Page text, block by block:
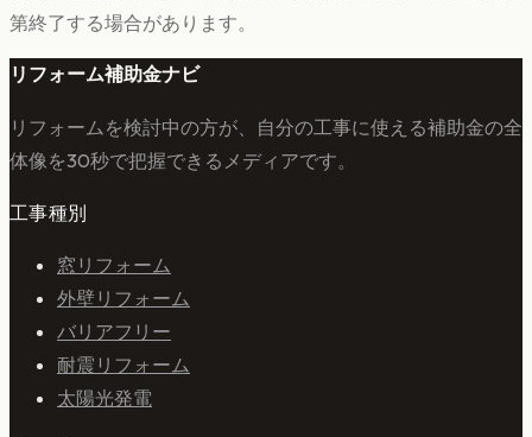
第終了する場合があります。
リフォーム補助金ナビ
リフォームを検討中の方が、自分の工事に使える補助金の全
体像を30秒で把握できるメディアです。
工事種別
窓リフォーム
外壁リフォーム
バリアフリー
耐震リフォーム
太陽光発電